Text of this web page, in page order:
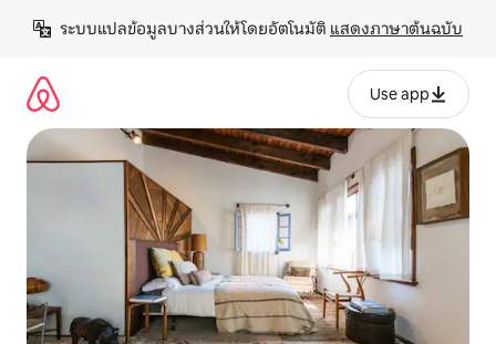
เนื้อหา
ระบบแปลข้อมูลบางส่วนให้โดยอัตโนมัติ แสดงภาษาต้นฉบับ
Use app